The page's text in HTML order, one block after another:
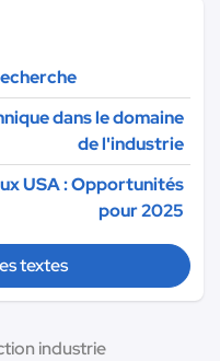
dans le domaine
de l'industrie
USA : Opportunités
pour 2025
textes
industrie